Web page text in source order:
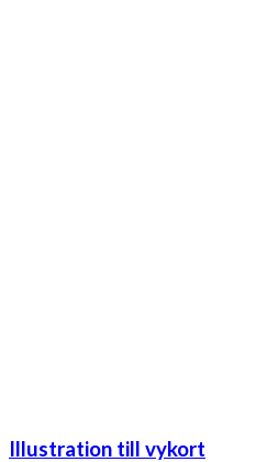
Illustration till vykort